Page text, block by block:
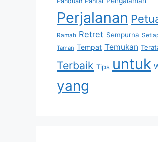
Perjalanan
Ramah Retret Sempurna
Taman Tempat Temukan
Terbaik Tips untuk
yang